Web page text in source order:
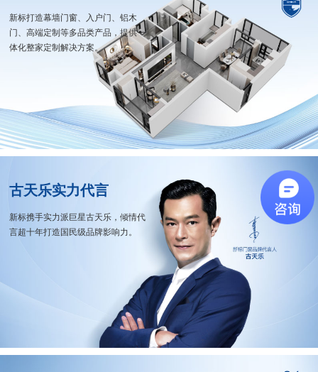
新标打造幕墙门窗、入户门、铝木
门、高端定制等多品类产品，提供一
体化整家定制解决方案。
古天乐实力代言
新标携手实力派巨星古天乐，倾情代
言超十年打造国民级品牌影响力。